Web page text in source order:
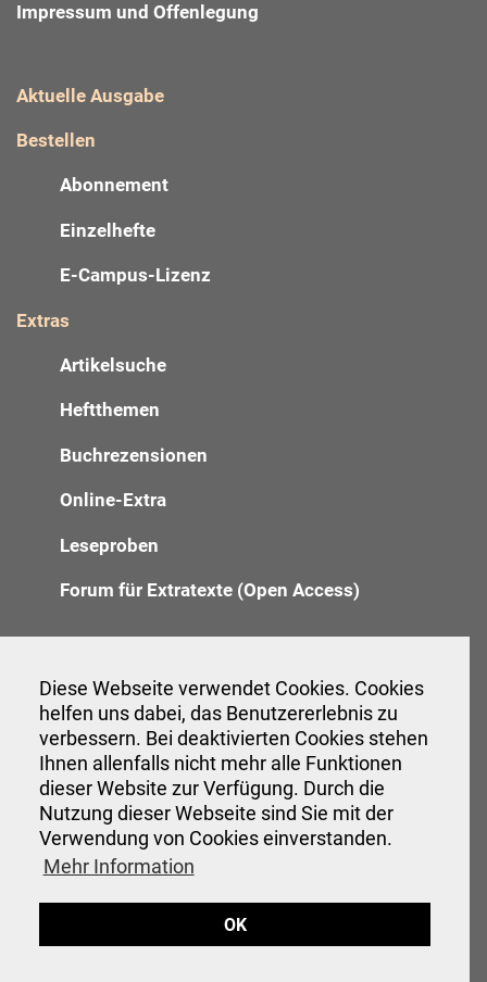
Diese Webseite verwendet Cookies. Cookies
helfen uns dabei, das Benutzererlebnis zu
verbessern. Bei deaktivierten Cookies stehen
Ihnen allenfalls nicht mehr alle Funktionen
dieser Website zur Verfügung. Durch die
Nutzung dieser Webseite sind Sie mit der
Verwendung von Cookies einverstanden.
Mehr Information
OK
Impressum und Offenlegung
Aktuelle Ausgabe
Bestellen
Abonnement
Einzelhefte
E-Campus-Lizenz
Extras
Artikelsuche
Heftthemen
Buchrezensionen
Online-Extra
Leseproben
Forum für Extratexte (Open Access)
Anzeigenannahme
Verwaltung
Veranstaltungen
Hinweise für Autor:innen